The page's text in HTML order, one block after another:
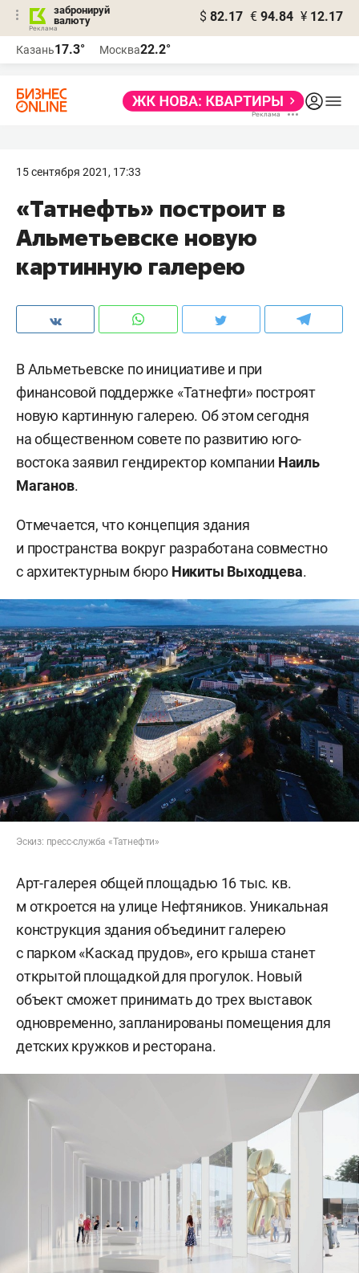
забронируй
валюту
$ 82.17 € 94.84 ¥ 12.17
Казань17.3° Москва22.2°
15 сентября 2021, 17:33
«Татнефть» построит в
Альметьевске новую
картинную галерею
В Альметьевске по инициативе и при
финансовой поддержке «Татнефти» построят
новую картинную галерею. Об этом сегодня
на общественном совете по развитию юго-
востока заявил гендиректор компании Наиль
Маганов.
Отмечается, что концепция здания
и пространства вокруг разработана совместно
с архитектурным бюро Никиты Выходцева.
Эскиз: пресс-служба «Татнефти»
Арт-галерея общей площадью 16 тыс. кв.
м откроется на улице Нефтяников. Уникальная
конструкция здания объединит галерею
с парком «Каскад прудов», его крыша станет
открытой площадкой для прогулок. Новый
объект сможет принимать до трех выставок
одновременно, запланированы помещения для
детских кружков и ресторана.